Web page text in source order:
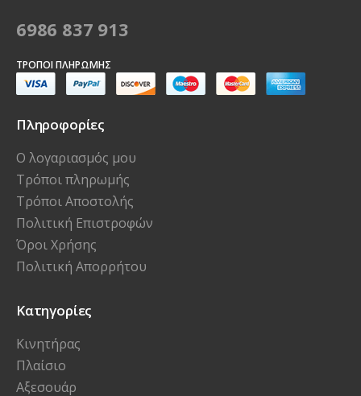
6986 837 913
ΤΡΌΠΟΙ ΠΛΗΡΩΜΉΣ
Πληροφορίες
Ο λογαριασμός μου
Τρόποι πληρωμής
Τρόποι Αποστολής
Πολιτική Επιστροφών
Όροι Χρήσης
Πολιτική Απορρήτου
Κατηγορίες
Κινητήρας
Πλαίσιο
Αξεσουάρ